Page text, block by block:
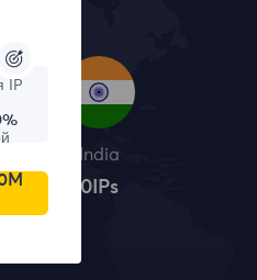
India
0IPs
IP